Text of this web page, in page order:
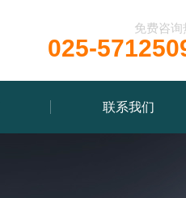
免费咨询
025-
联系我们